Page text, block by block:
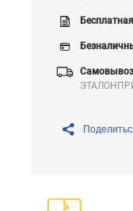
Самовывоз